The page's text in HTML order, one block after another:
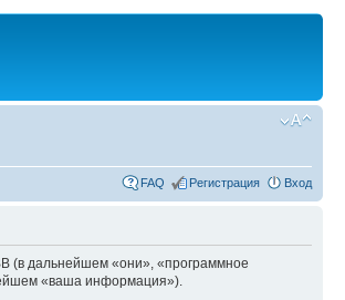
FAQ Регистрация Вход
(в дальнейшем «они», «программное
«ваша информация»).